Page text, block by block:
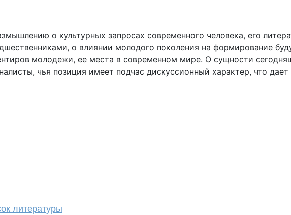
о культурных запросах современного человека, его
о влиянии молодого поколения на формирование
молодежи, ее места в современном мире. О сущности
чья позиция имеет подчас дискуссионный характер, что
литературы